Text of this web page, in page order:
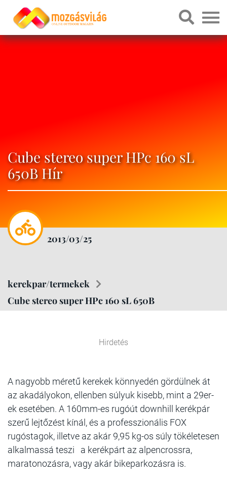
Cube stereo super HPc 160 sL
650B Hír
2013/03/25
kerekpar/termekek
Cube stereo super HPc 160 sL 650B
Hirdetés
A nagyobb méretű kerekek könnyedén gördülnek át
az akadályokon, ellenben súlyuk kisebb, mint a 29er-
ek esetében. A 160mm-es rugóút downhill kerékpár
szerű lejtőzést kínál, és a professzionális FOX
rugóstagok, illetve az akár 9,95 kg-os súly tökéletesen
alkalmassá teszi a kerékpárt az alpencrossra,
maratonozásra, vagy akár bikeparkozásra is.